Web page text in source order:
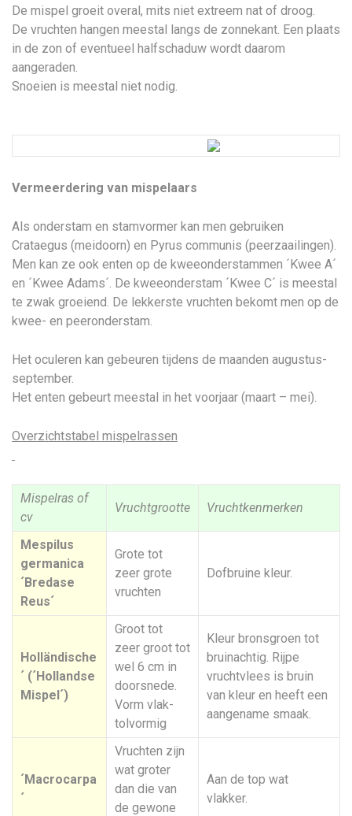
De mispel groeit overal, mits niet extreem nat of droog.
De vruchten hangen meestal langs de zonnekant. Een plaats
in de zon of eventueel halfschaduw wordt daarom
aangeraden.
Snoeien is meestal niet nodig.
Vermeerdering van mispelaars
Als onderstam en stamvormer kan men gebruiken
Crataegus (meidoorn) en Pyrus communis (peerzaailingen).
Men kan ze ook enten op de kweeonderstammen ´Kwee A´
en ´Kwee Adams´. De kweeonderstam ´Kwee C´ is meestal
te zwak groeiend. De lekkerste vruchten bekomt men op de
kwee- en peeronderstam.
Het oculeren kan gebeuren tijdens de maanden augustus-
september.
Het enten gebeurt meestal in het voorjaar (maart – mei).
Overzichtstabel mispelrassen
Mispelras of
cv
Vruchtgrootte Vruchtkenmerken
Mespilus
germanica
´Bredase
Reus´
Grote tot
zeer grote
vruchten
Dofbruine kleur.
Holländische
´ (´Hollandse
Mispel´)
Groot tot
zeer groot tot
wel 6 cm in
doorsnede.
Vorm vlak-
tolvormig
Kleur bronsgroen tot
bruinachtig. Rijpe
vruchtvlees is bruin
van kleur en heeft een
aangename smaak.
´Macrocarpa
´
Vruchten zijn
wat groter
dan die van
de gewone
Aan de top wat
vlakker.